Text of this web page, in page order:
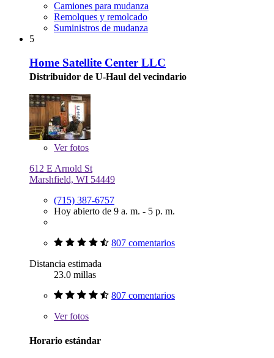
Camiones para mudanza
Remolques y remolcado
Suministros de mudanza
5
Home Satellite Center LLC
Distribuidor de U-Haul del vecindario
Verfotos
612 E Arnold St
Marshfield, WI 54449
(715) 387-6757
Hoy abierto de 9 a. m. - 5 p. m.
807 comentarios
Distancia estimada
23.0 millas
807 comentarios
Verfotos
Horario estándar